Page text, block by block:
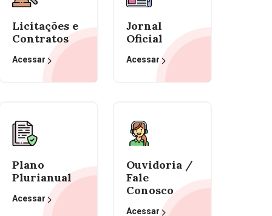
Licitações e
Contratos
Acessar
Jornal
Oficial
Acessar
Plano
Plurianual
Acessar
Ouvidoria /
Fale
Conosco
Acessar